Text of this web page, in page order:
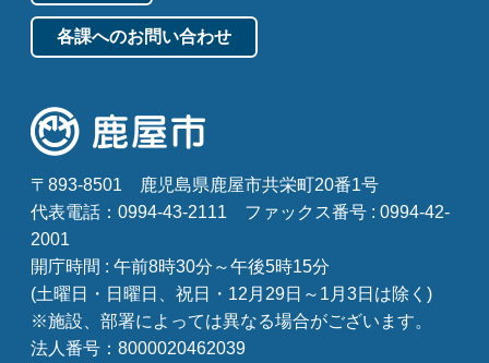
各課へのお問い合わせ
〒893-8501
鹿児島県鹿屋市共栄町20番1号
代表電話：0994-43-2111
ファックス番号 : 0994-42-
2001
開庁時間 : 午前8時30分～午後5時15分
(土曜日・日曜日、祝日・12月29日～1月3日は除く)
※施設、部署によっては異なる場合がございます。
法人番号：8000020462039